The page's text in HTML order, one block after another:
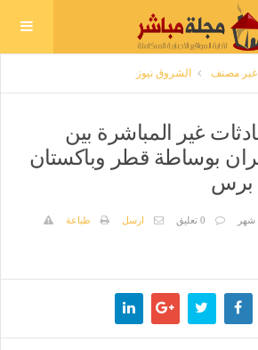
غير مصنف الشروق نيوز
غير المباشرة بين
بوساطة قطر وباكستان
برس
شهر 0 تعليق ارسل
طباعة